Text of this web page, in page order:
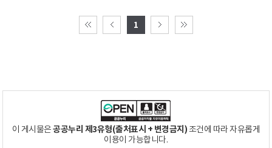
1
이 게시물은공공누리 제3유형(출처표시 + 변경금지)조건에 따라 자유롭게
이용이 가능합니다.